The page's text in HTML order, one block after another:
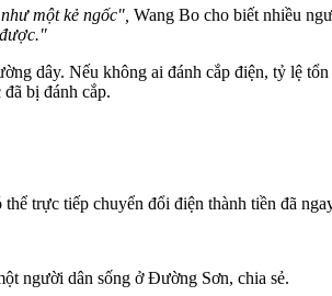
một kẻ ngốc", Wang Bo cho biết nhiều
dây. Nếu không ai đánh cắp điện, tỷ lệ
bị đánh cắp.
trực tiếp chuyển đổi điện thành tiền đã
người dân sống ở Đường Sơn, chia sẻ.